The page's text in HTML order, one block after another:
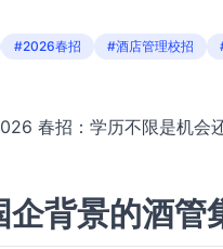
#2026春招 #酒店管理校招
春招：学历不限是机会
企背景的酒管